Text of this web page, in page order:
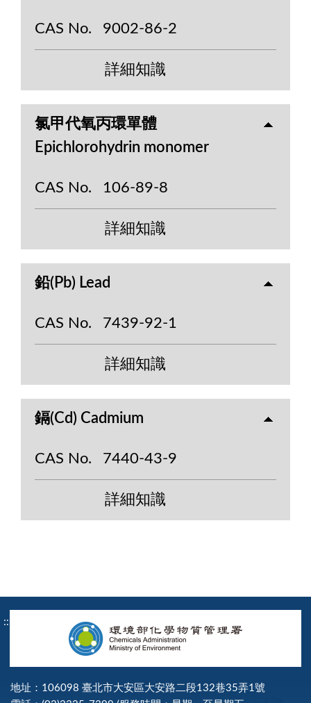
CAS No. 9002-86-2
詳細知識
氯甲代氧丙環單體
Epichlorohydrin monomer
CAS No. 106-89-8
詳細知識
鉛(Pb) Lead
CAS No. 7439-92-1
詳細知識
鎘(Cd) Cadmium
CAS No. 7440-43-9
詳細知識
:::
地址：106098 臺北市大安區大安路二段132巷35弄1號